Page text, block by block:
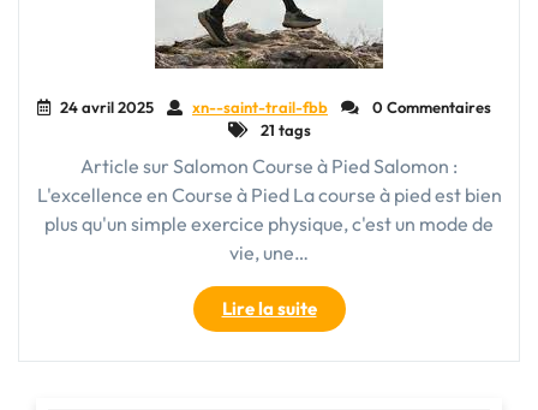
24 avril 2025 xn--saint-trail-fbb
0 Commentaires
21 tags
Article sur Salomon Course à Pied Salomon :
L'excellence en Course à Pied La course à pied est bien
plus qu'un simple exercice physique, c'est un mode de
vie, une…
Lire la suite"Salomon
:
L’Expertise